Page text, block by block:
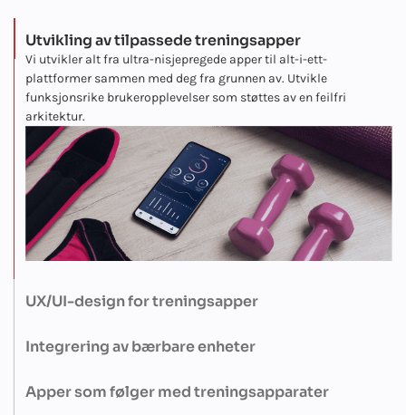
Utvikling av tilpassede treningsapper
Vi utvikler alt fra ultra-nisjepregede apper til alt-i-ett-
plattformer sammen med deg fra grunnen av. Utvikle
funksjonsrike brukeropplevelser som støttes av en feilfri
arkitektur.
UX/UI-design for treningsapper
vanedannende grensesnitt som får brukerne til å bli værende
og glede seg over hvert eneste trykk, sveip og økt.
Integrering av bærbare enheter
smartklokker eller pulsmålere. Det gjør det mulig med
aktivitetssporing i sanntid og sømløs datasynkronisering.
Apper som følger med treningsapparater